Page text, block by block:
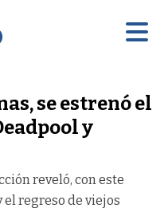
se estrenó el
y
reveló, con este
regreso de viejos